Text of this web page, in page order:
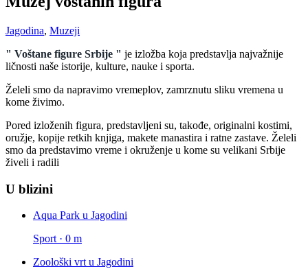
Jagodina, Muzeji
" Voštane figure Srbije " je izložba koja predstavlja najvažnije
ličnosti naše istorije, kulture, nauke i sporta.
Želeli smo da napravimo vremeplov, zamrznutu sliku vremena u
kome živimo.
Pored izloženih figura, predstavljeni su, takođe, originalni kostimi,
oružje, kopije retkih knjiga, makete manastira i ratne zastave. Želeli
smo da predstavimo vreme i okruženje u kome su velikani Srbije
živeli i radili
U blizini
Aqua Park u Jagodini
Sport · 0 m
Zoološki vrt u Jagodini